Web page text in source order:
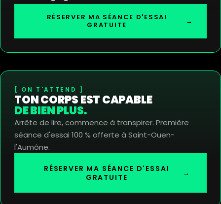
RÉSERVER MA SÉANCE D'ESSAI
GRATUITE
→
ON T'ATTEND
TON CORPS EST CAPABLE
DE BIEN PLUS.
Arrête de lire, commence à transpirer. Première
séance d'essai 100 % offerte à Saint-Ouen-
l'Aumône.
RÉSERVER MA SÉANCE D'ESSAI
GRATUITE
→